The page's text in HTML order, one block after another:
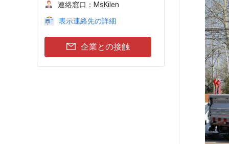
連絡窓口： MsKilen
表示連絡先の詳細
企業との接触